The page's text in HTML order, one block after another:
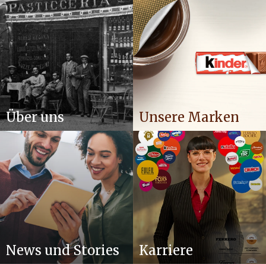
Über uns Unsere Marken
News und Stories Karriere